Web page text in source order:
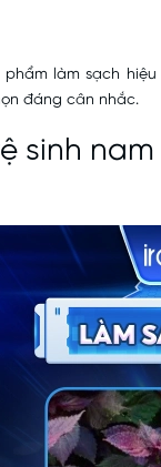
làm sạch
đáng cân nhắc.
sinh